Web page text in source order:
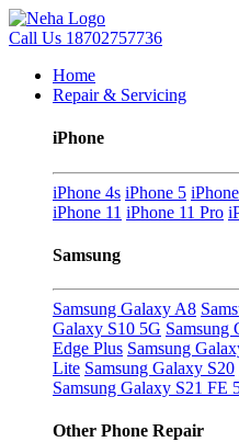
Call Us 18702757736
Home
Repair & Servicing
iPhone
iPhone 4s iPhone 5
iPhone 11 iPhone 11 Pro
Samsung
Samsung Galaxy A8
Galaxy S10 5G Samsung
Edge Plus Samsung
Lite Samsung Galaxy S20
Samsung Galaxy S21 FE
Other Phone Repair